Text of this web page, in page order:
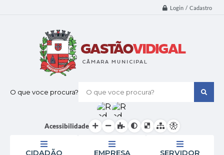
Login / Cadastro
O que voce procura?
Acessibilidade
CIDADÃO EMPRESA SERVIDOR